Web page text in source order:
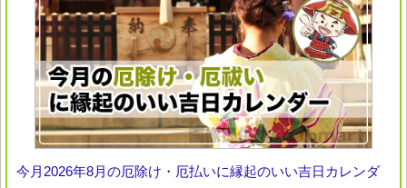
今月2026年8月の厄除け・厄払いに縁起のいい吉日カレンダ